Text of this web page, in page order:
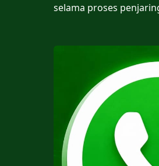
selama proses